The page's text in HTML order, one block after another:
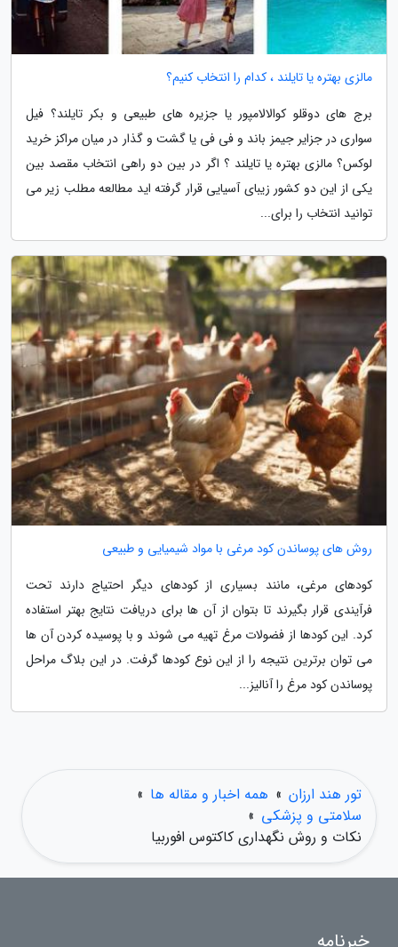
مالزی بهتره یا تایلند ، کدام را انتخاب کنیم؟
برج های دوقلو کوالالامپور یا جزیره های طبیعی و بکر تایلند؟ فیل
سواری در جزایر جیمز باند و فی فی یا گشت و گذار در میان مراکز خرید
لوکس؟ مالزی بهتره یا تایلند ؟ اگر در بین دو راهی انتخاب مقصد بین
یکی از این دو کشور زیبای آسیایی قرار گرفته اید مطالعه مطلب زیر می
توانید انتخاب را برای...
روش های پوساندن کود مرغی با مواد شیمیایی و طبیعی
کودهای مرغی، مانند بسیاری از کودهای دیگر احتیاج دارند تحت
فرآیندی قرار بگیرند تا بتوان از آن ها برای دریافت نتایج بهتر استفاده
کرد. این کودها از فضولات مرغ تهیه می شوند و با پوسیده کردن آن ها
می توان برترین نتیجه را از این نوع کودها گرفت. در این بلاگ مراحل
پوساندن کود مرغ را آنالیز...
تور هند ارزان » همه اخبار و مقاله ها »
سلامتی و پزشکی »
نکات و روش نگهداری کاکتوس افوربیا